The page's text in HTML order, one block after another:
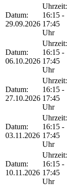
Datum:
29.09.2026
Uhrzeit:
16:15 -
17:45
Uhr
Datum:
06.10.2026
Uhrzeit:
16:15 -
17:45
Uhr
Datum:
27.10.2026
Uhrzeit:
16:15 -
17:45
Uhr
Datum:
03.11.2026
Uhrzeit:
16:15 -
17:45
Uhr
Datum:
10.11.2026
Uhrzeit:
16:15 -
17:45
Uhr